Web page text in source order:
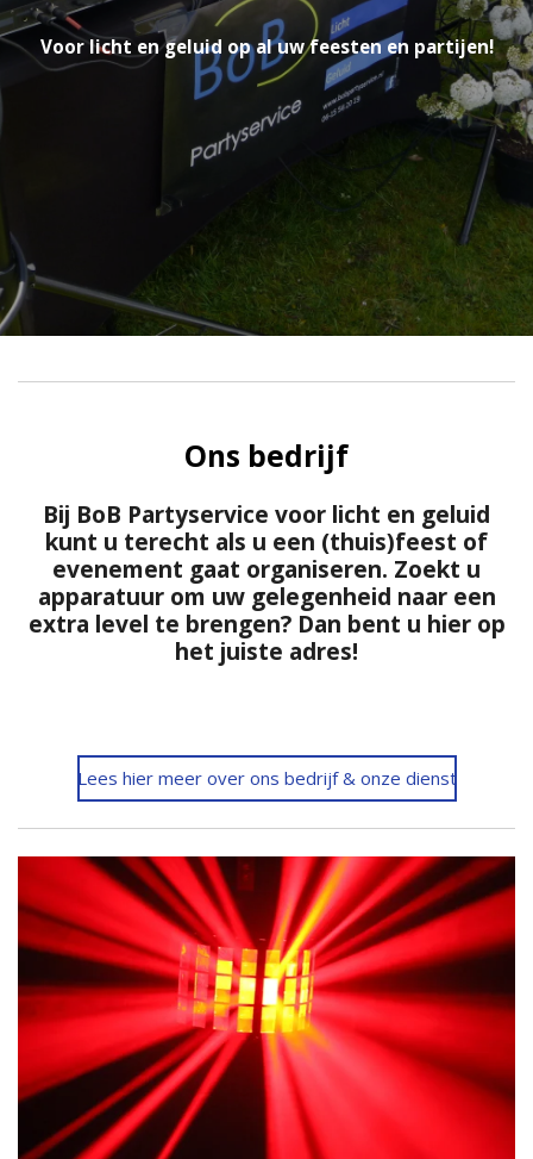
Voor licht en geluid op al uw feesten en partijen!
Ons bedrijf
Bij BoB Partyservice voor licht en geluid
kunt u terecht als u een (thuis)feest of
evenement gaat organiseren. Zoekt u
apparatuur om uw gelegenheid naar een
extra level te brengen? Dan bent u hier op
het juiste adres!
Lees hier meer over ons bedrijf & onze dienst